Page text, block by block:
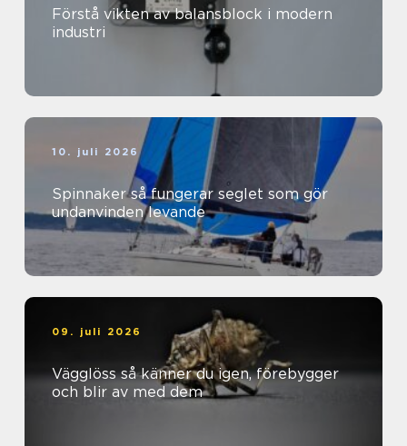
Förstå vikten av balansblock i modern
industri
10. juli 2026
Spinnaker så fungerar seglet som gör
undanvinden levande
09. juli 2026
Vägglöss så känner du igen, förebygger
och blir av med dem